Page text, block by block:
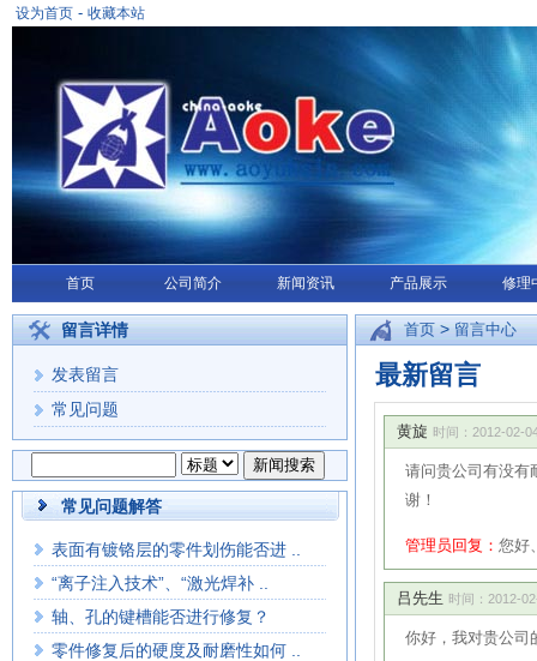
设为首页 - 收藏本站
首页 公司简介 新闻资讯 产品展示 修理
留言详情
发表留言
常见问题
常见问题解答
表面有镀铬层的零件划伤能否进 ..
“离子注入技术”、“激光焊补 ..
轴、孔的键槽能否进行修复？
零件修复后的硬度及耐磨性如何 ..
首页 > 留言中心
最新留言
黄旋 时间：2012-02-
请问贵公司有没有
谢！
管理员回复： 您好
吕先生 时间：2012-
你好，我对贵公司